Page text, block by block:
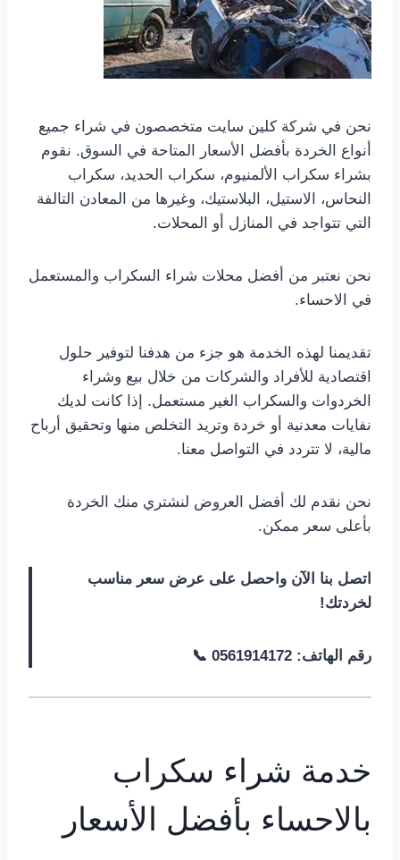
نحن في شركة كلين سايت متخصصون في شراء جميع
أنواع الخردة بأفضل الأسعار المتاحة في السوق. نقوم
بشراء سكراب الألمنيوم، سكراب الحديد، سكراب
النحاس، الاستيل، البلاستيك، وغيرها من المعادن التالفة
التي تتواجد في المنازل أو المحلات.
نحن نعتبر من أفضل محلات شراء السكراب والمستعمل
في الاحساء.
تقديمنا لهذه الخدمة هو جزء من هدفنا لتوفير حلول
اقتصادية للأفراد والشركات من خلال بيع وشراء
الخردوات والسكراب الغير مستعمل. إذا كانت لديك
نفايات معدنية أو خردة وتريد التخلص منها وتحقيق أرباح
مالية، لا تتردد في التواصل معنا.
نحن نقدم لك أفضل العروض لنشتري منك الخردة
بأعلى سعر ممكن.
اتصل بنا الآن واحصل على عرض سعر مناسب
لخردتك!
رقم الهاتف: 0561914172 📞
خدمة شراء سكراب
بالاحساء بأفضل الأسعار